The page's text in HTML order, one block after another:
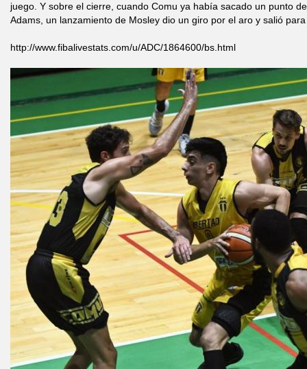
juego. Y sobre el cierre, cuando Comu ya había sacado un punto
Adams, un lanzamiento de Mosley dio un giro por el aro y salió
http://www.fibalivestats.com/u/ADC/1864600/bs.html